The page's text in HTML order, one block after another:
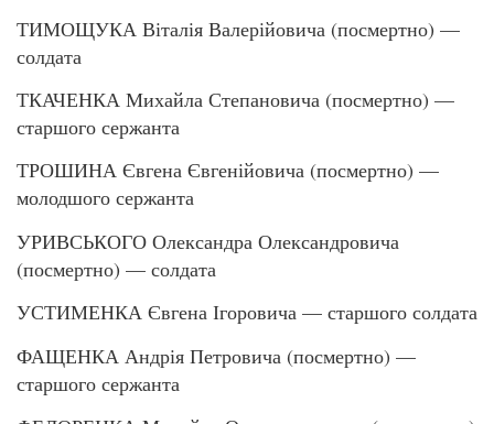
ТИМОЩУКА Віталія Валерійовича (посмертно) —
солдата
ТКАЧЕНКА Михайла Степановича (посмертно) —
старшого сержанта
ТРОШИНА Євгена Євгенійовича (посмертно) —
молодшого сержанта
УРИВСЬКОГО Олександра Олександровича
(посмертно) — солдата
УСТИМЕНКА Євгена Ігоровича — старшого солдата
ФАЩЕНКА Андрія Петровича (посмертно) —
старшого сержанта